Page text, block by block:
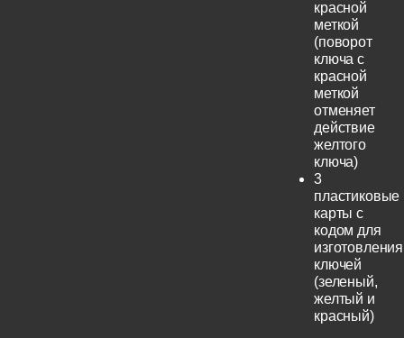
красной
меткой
(поворот
ключа с
красной
меткой
отменяет
действие
желтого
ключа)
3
пластиковые
карты с
кодом для
изготовления
ключей
(зеленый,
желтый и
красный)